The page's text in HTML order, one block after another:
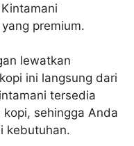
premium.
lewatkan
ini langsung dari
tersedia
sehingga Anda
kebutuhan.